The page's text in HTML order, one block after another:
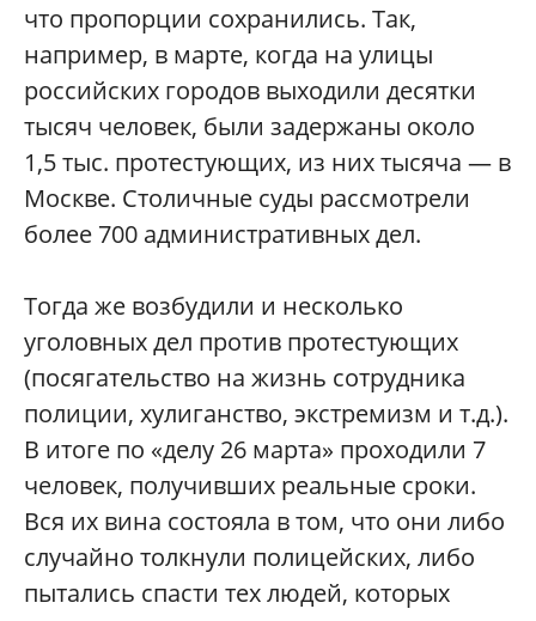
что пропорции сохранились. Так,
например, в марте, когда на улицы
российских городов выходили десятки
тысяч человек, были задержаны около
1,5 тыс. протестующих, из них тысяча — в
Москве. Столичные суды рассмотрели
более 700 административных дел.
Тогда же возбудили и несколько
уголовных дел против протестующих
(посягательство на жизнь сотрудника
полиции, хулиганство, экстремизм и т.д.).
В итоге по «делу 26 марта» проходили 7
человек, получивших реальные сроки.
Вся их вина состояла в том, что они либо
случайно толкнули полицейских, либо
пытались спасти тех людей, которых